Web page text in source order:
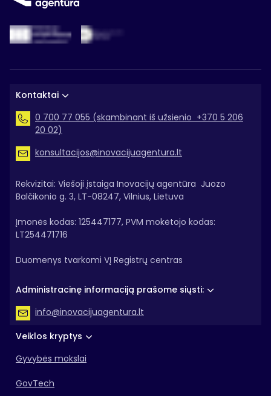
Veiklos kryptys
Gyvybės mokslai
GovTech
Kontaktai
0 700 77 055 (skambinant iš užsienio +370 5 206
20 02)
konsultacijos@inovacijuagentura.lt
Rekvizitai: Viešoji įstaiga Inovacijų agentūra Juozo
Balčikonio g. 3, LT-08247, Vilnius, Lietuva
Įmonės kodas: 125447177, PVM mokėtojo kodas:
LT254471716
Duomenys tvarkomi VĮ Registrų centras
Administracinę informaciją prašome siųsti:
info@inovacijuagentura.lt